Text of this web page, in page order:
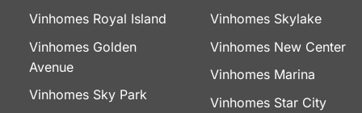
Vinhomes Royal Island
Vinhomes Golden
Avenue
Vinhomes Sky Park
Vinhomes Skylake
Vinhomes New Center
Vinhomes Marina
Vinhomes Star City